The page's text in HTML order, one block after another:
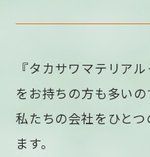
『タカサワマテリア
をお持ちの方も多いの
私たちの会社をひと
ます。